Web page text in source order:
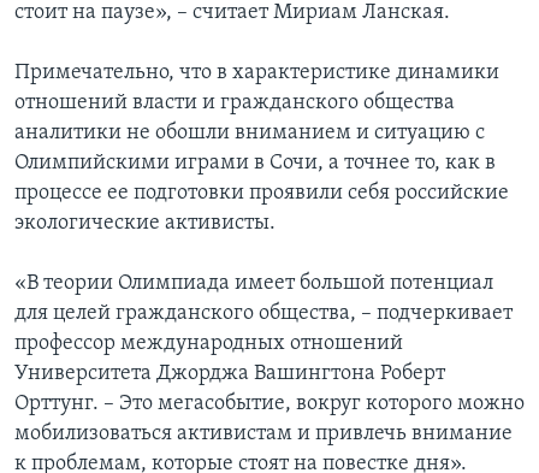
стоит на паузе», – считает Мириам Ланская.
Примечательно, что в характеристике динамики
отношений власти и гражданского общества
аналитики не обошли вниманием и ситуацию с
Олимпийскими играми в Сочи, а точнее то, как в
процессе ее подготовки проявили себя российские
экологические активисты.
«В теории Олимпиада имеет большой потенциал
для целей гражданского общества, – подчеркивает
профессор международных отношений
Университета Джорджа Вашингтона Роберт
Орттунг. – Это мегасобытие, вокруг которого можно
мобилизоваться активистам и привлечь внимание
к проблемам, которые стоят на повестке дня».